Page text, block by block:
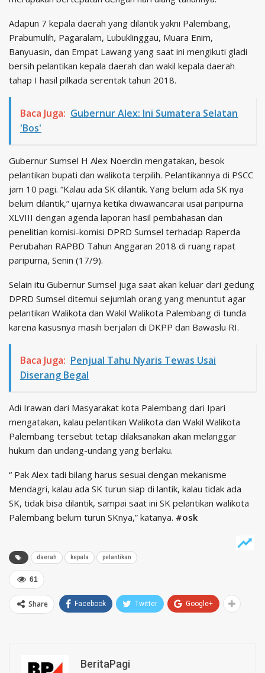
Adapun 7 kepala daerah yang dilantik yakni Palembang,
Prabumulih, Pagaralam, Lubuklinggau, Muara Enim,
Banyuasin, dan Empat Lawang yang saat ini mengikuti gladi
bersih pelantikan kepala daerah dan wakil kepala daerah
tahap I hasil pilkada serentak tahun 2018.
Baca Juga: Gubernur Alex: Ini Sumatera Selatan
'Bos'
Gubernur Sumsel H Alex Noerdin mengatakan, besok
pelantikan bupati dan walikota terpilih. Pelantikannya di PSCC
jam 10 pagi. “Kalau ada SK dilantik. Yang belum ada SK nya
belum dilantik,” ujarnya ketika diwawancarai usai paripurna
XLVIII dengan agenda laporan hasil pembahasan dan
penelitian komisi-komisi DPRD Sumsel terhadap Raperda
Perubahan RAPBD Tahun Anggaran 2018 di ruang rapat
paripurna, Senin (17/9).
Selain itu Gubernur Sumsel juga saat akan keluar dari gedung
DPRD Sumsel ditemui sejumlah orang yang menuntut agar
pelantikan Walikota dan Wakil Walikota Palembang di tunda
karena kasusnya masih berjalan di DKPP dan Bawaslu RI.
Baca Juga: Penjual Tahu Nyaris Tewas Usai
Diserang Begal
Adi Irawan dari Masyarakat kota Palembang dari Ipari
mengatakan, kalau pelantikan Walikota dan Wakil Walikota
Palembang tersebut tetap dilaksanakan akan melanggar
hukum dan undang-undang yang berlaku.
“ Pak Alex tadi bilang harus sesuai dengan mekanisme
Mendagri, kalau ada SK turun siap di lantik, kalau tidak ada
SK, tidak bisa dilantik, sampai saat ini SK pelantikan walikota
Palembang belum turun SKnya,” katanya. #osk
daerah kepala pelantikan
61
Share Facebook Twitter Google+
BeritaPagi